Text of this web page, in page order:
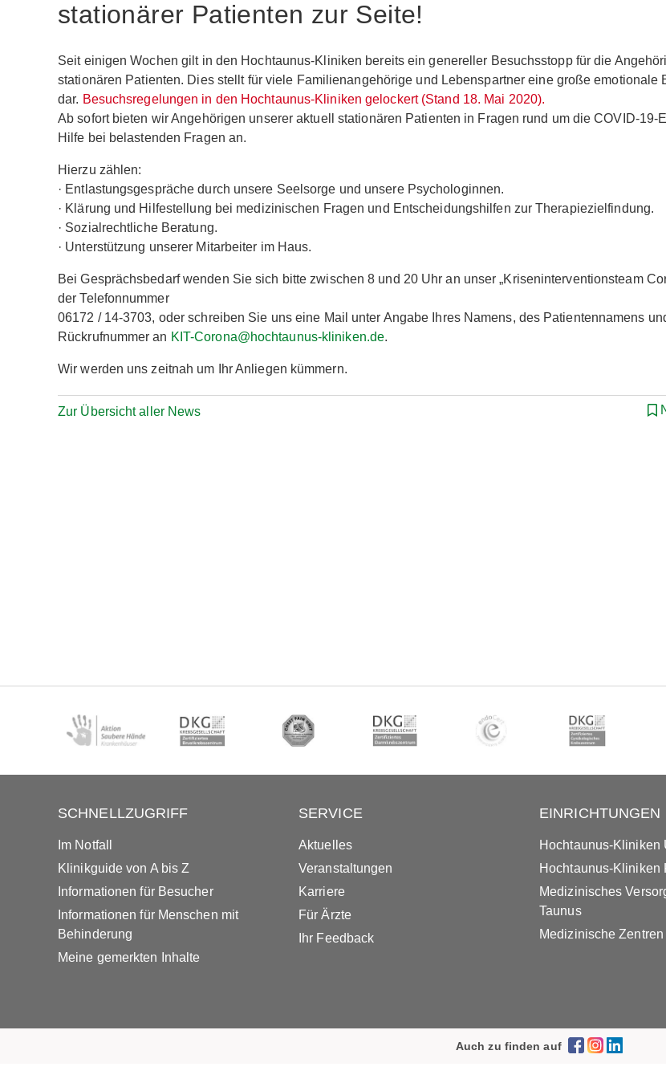
stationärer Patienten zur Seite!
Seit einigen Wochen gilt in den Hochtaunus-Kliniken bereits ein genereller Besuchsstopp für die
stationären Patienten. Dies stellt für viele Familienangehörige und Lebenspartner eine große emotionale
dar. Besuchsregelungen in den Hochtaunus-Kliniken gelockert (Stand 18. Mai 2020).
Ab sofort bieten wir Angehörigen unserer aktuell stationären Patienten in Fragen rund um die COVID-19-
Hilfe bei belastenden Fragen an.
Hierzu zählen:
· Entlastungsgespräche durch unsere Seelsorge und unsere Psychologinnen.
· Klärung und Hilfestellung bei medizinischen Fragen und Entscheidungshilfen zur Therapiezielfindung.
· Sozialrechtliche Beratung.
· Unterstützung unserer Mitarbeiter im Haus.
Bei Gesprächsbedarf wenden Sie sich bitte zwischen 8 und 20 Uhr an unser „Kriseninterventionsteam
der Telefonnummer
06172 / 14-3703, oder schreiben Sie uns eine Mail unter Angabe Ihres Namens, des Patientennamens
Rückrufnummer an KIT-Corona@hochtaunus-kliniken.de.
Wir werden uns zeitnah um Ihr Anliegen kümmern.
Zur Übersicht aller News
SCHNELLZUGRIFF
Im Notfall
Klinikguide von A bis Z
Informationen für Besucher
Informationen für Menschen mit
Behinderung
Meine gemerkten Inhalte
SERVICE
Aktuelles
Veranstaltungen
Karriere
Für Ärzte
Ihr Feedback
EINRICHTUNGEN
Hochtaunus-Kliniken
Hochtaunus-Kliniken
Medizinisches
Taunus
Medizinische Zentren
Auch zu finden auf